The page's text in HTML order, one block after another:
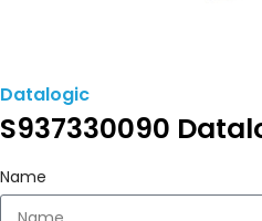
Datalogic
S937330090
Name